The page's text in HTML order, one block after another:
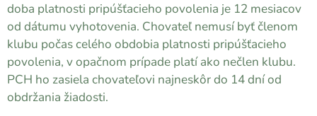
doba platnosti pripúšťacieho povolenia je 12 mesiacov
od dátumu vyhotovenia. Chovateľ nemusí byť členom
klubu počas celého obdobia platnosti pripúšťacieho
povolenia, v opačnom prípade platí ako nečlen klubu.
PCH ho zasiela chovateľovi najneskôr do 14 dní od
obdržania žiadosti.